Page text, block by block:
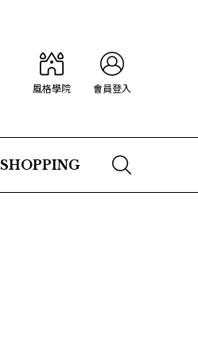
風格學院 會員登入
SHOPPING